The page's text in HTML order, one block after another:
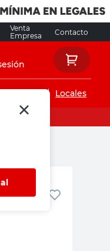
Venta
Empresa
Contacto
Locales